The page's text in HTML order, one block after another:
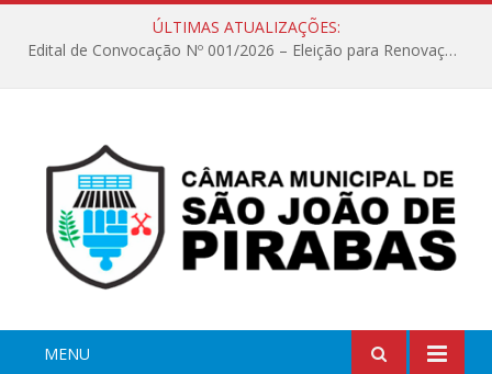
ÚLTIMAS ATUALIZAÇÕES:
Edital de Convocação Nº 001/2026 – Eleição para Renovação da Mesa Diretora – Biênio 2027/2028
MENU